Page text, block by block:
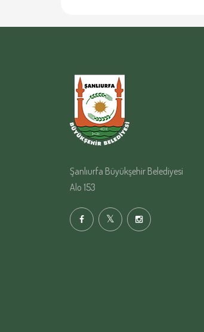
Şanlıurfa Büyükşehir Belediyesi
Alo 153